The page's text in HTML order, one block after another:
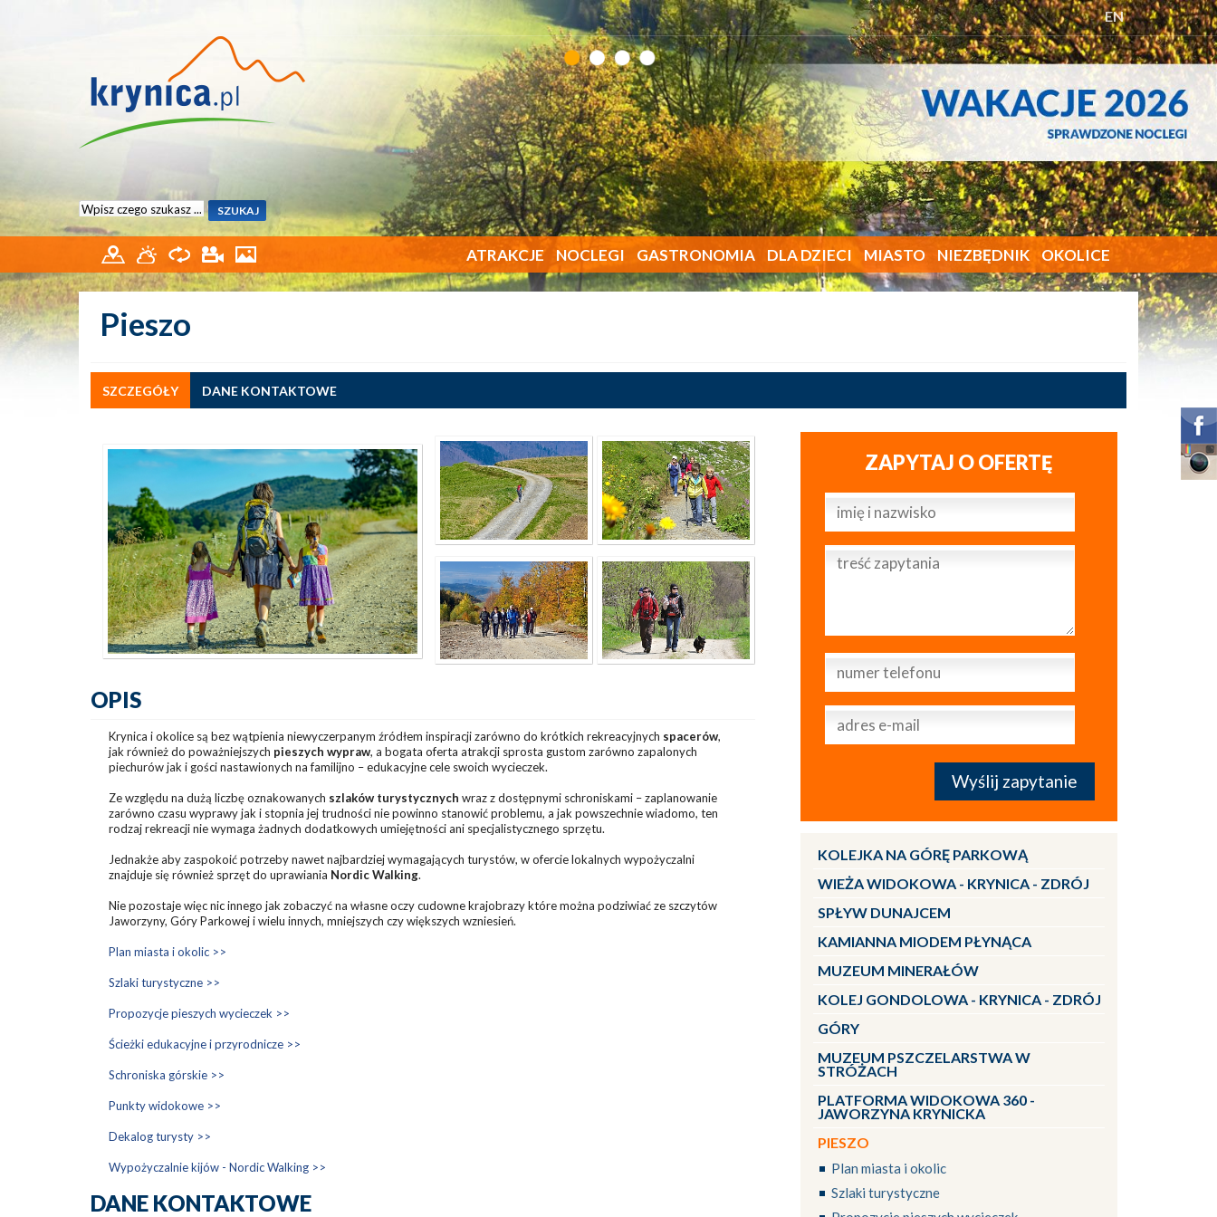
EN
ATRAKCJE NOCLEGI GASTRONOMIA DLA DZIECI MIASTO NIEZBĘDNIK OKOLICE
Pieszo
SZCZEGÓŁY DANE KONTAKTOWE
OPIS
Krynica i okolice są bez wątpienia niewyczerpanym źródłem inspiracji zarówno do krótkich rekreacyjnych spacerów,
jak również do poważniejszych pieszych wypraw, a bogata oferta atrakcji sprosta gustom zarówno zapalonych
piechurów jak i gości nastawionych na familijno – edukacyjne cele swoich wycieczek.
Ze względu na dużą liczbę oznakowanych szlaków turystycznych wraz z dostępnymi schroniskami – zaplanowanie
zarówno czasu wyprawy jak i stopnia jej trudności nie powinno stanowić problemu, a jak powszechnie wiadomo, ten
rodzaj rekreacji nie wymaga żadnych dodatkowych umiejętności ani specjalistycznego sprzętu.
Jednakże aby zaspokoić potrzeby nawet najbardziej wymagających turystów, w ofercie lokalnych wypożyczalni
znajduje się również sprzęt do uprawiania Nordic Walking.
Nie pozostaje więc nic innego jak zobaczyć na własne oczy cudowne krajobrazy które można podziwiać ze szczytów
Jaworzyny, Góry Parkowej i wielu innych, mniejszych czy większych wzniesień.
Plan miasta i okolic >>
Szlaki turystyczne >>
Propozycje pieszych wycieczek >>
Ścieżki edukacyjne i przyrodnicze >>
Schroniska górskie >>
Punkty widokowe >>
Dekalog turysty >>
Wypożyczalnie kijów - Nordic Walking >>
DANE KONTAKTOWE
ZAPYTAJ O OFERTĘ
KOLEJKA NA GÓRĘ PARKOWĄ
WIEŻA WIDOKOWA - KRYNICA - ZDRÓJ
SPŁYW DUNAJCEM
KAMIANNA MIODEM PŁYNĄCA
MUZEUM MINERAŁÓW
KOLEJ GONDOLOWA - KRYNICA - ZDRÓJ
GÓRY
MUZEUM PSZCZELARSTWA W
STRÓŻACH
PLATFORMA WIDOKOWA 360 -
JAWORZYNA KRYNICKA
PIESZO
Plan miasta i okolic
Szlaki turystyczne